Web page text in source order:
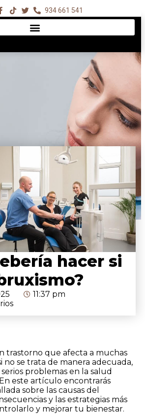
934 661 541
hacer si
11:37 pm
trastorno que afecta a muchas
no se trata de manera adecuada,
problemas en la salud
este artículo encontrarás
sobre las causas del
y las estrategias más
y mejorar tu bienestar.